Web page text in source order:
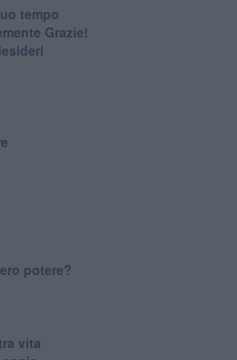
tempo
Grazie!
potere?
vita